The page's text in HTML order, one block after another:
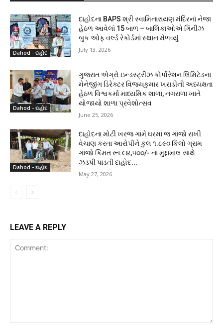
Dahod - દાહોદ
દાહોદના BAPS શ્રી સ્વામિનારાયણ મંદિરનાં નેજા
હેઠળ આવેલાં 15 બાળ – બાલિકાઓએ ગિનીઝ
બુક ઓફ વર્લ્ડ રેકોર્ડમાં સ્થાન મેળવ્યું
July 13, 2026
Dahod - દાહોદ
ગુજરાત એગ્રો ઇન્ડસ્ટ્રીઝ કોર્પોરેશન લિમિટેડના
મેનેજીંગ ડિરેક્ટર વિજયકુમાર ખરાડીની અધ્યક્ષતા
હેઠળ વિશ્વકર્મા માધ્યમિક શાળા, નગરાળા ખાતે
યોજાયો શાળા પ્રવેશોત્સવ
June 25, 2026
Dahod - દાહોદ
દાહોદના મોટી ખરજ ગામે ઘરમાં જ ગાંજો રાખી
વેચાણ કરતા આરોપીને કુલ ૧.૮૯૦ કિલો ગ્રામ
ગાંજો કિંમત રૂા.૯૪,૫૦૦/- ના મુદ્દામાલ સાથે
ઝડપી પાડતી દાહોદ...
May 27, 2026
LEAVE A REPLY